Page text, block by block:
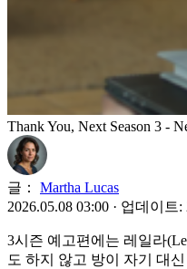
Thank You, Next Season 3 -
글：
Martha Lucas
2026.05.08 03:00 · 업데이트:
3시즌 예고편에는 레일라
도 하지 않고 방이 자기 대